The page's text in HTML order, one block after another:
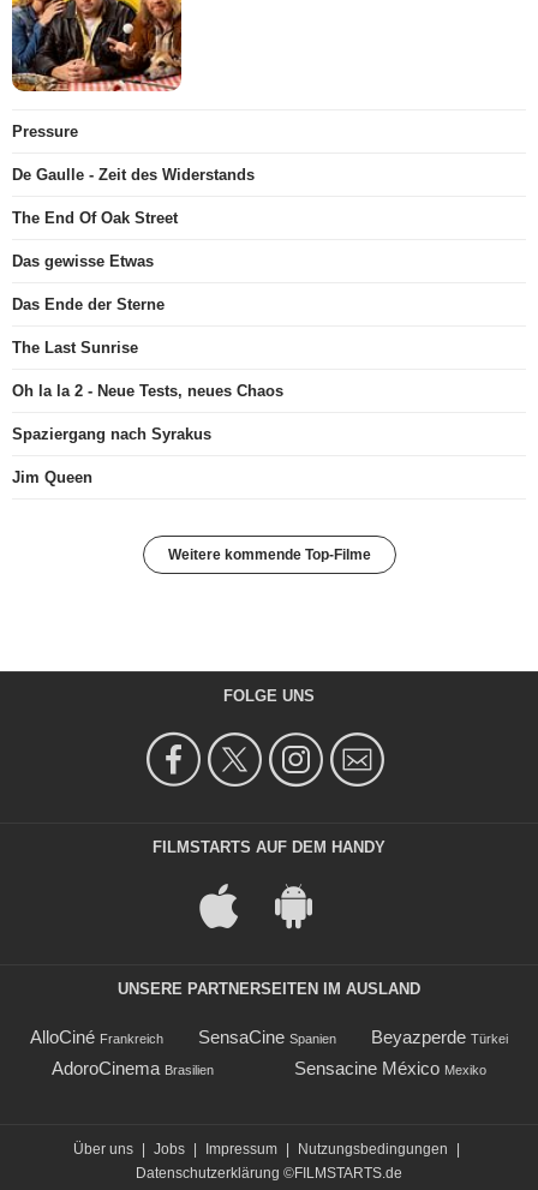
Pressure
De Gaulle - Zeit des Widerstands
The End Of Oak Street
Das gewisse Etwas
Das Ende der Sterne
The Last Sunrise
Oh la la 2 - Neue Tests, neues Chaos
Spaziergang nach Syrakus
Jim Queen
Weitere kommende Top-Filme
FOLGE UNS
FILMSTARTS AUF DEM HANDY
UNSERE PARTNERSEITEN IM AUSLAND
AlloCiné Frankreich SensaCine Spanien Beyazperde Türkei
AdoroCinema Brasilien Sensacine México Mexiko
Über uns Jobs Impressum Nutzungsbedingungen
Datenschutzerklärung ©FILMSTARTS.de